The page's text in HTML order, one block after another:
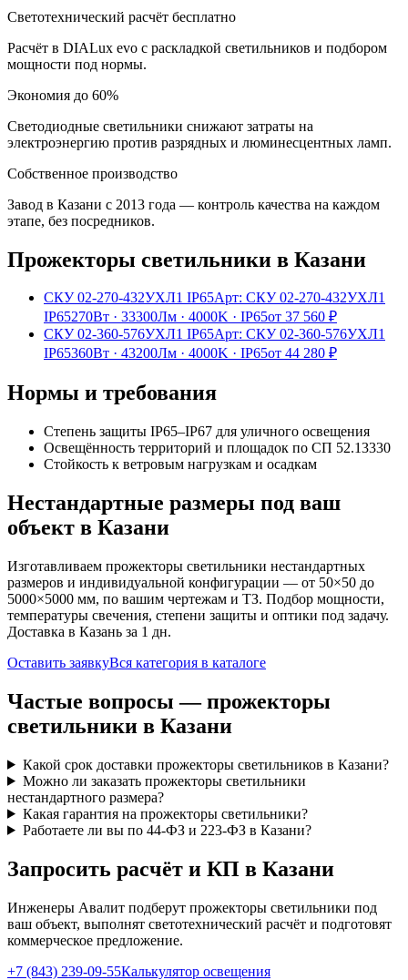
Светотехнический расчёт бесплатно
Расчёт в DIALux evo с раскладкой светильников и подбором
мощности под нормы.
Экономия до 60%
Светодиодные светильники снижают затраты на
электроэнергию против разрядных и люминесцентных ламп.
Собственное производство
Завод в Казани с 2013 года — контроль качества на каждом
этапе, без посредников.
Прожекторы светильники в Казани
СКУ 02-270-432УХЛ1 IP65Арт: СКУ 02-270-432УХЛ1
IP65270Вт · 33300Лм · 4000K · IP65от 37 560 ₽
СКУ 02-360-576УХЛ1 IP65Арт: СКУ 02-360-576УХЛ1
IP65360Вт · 43200Лм · 4000K · IP65от 44 280 ₽
Нормы и требования
Степень защиты IP65–IP67 для уличного освещения
Освещённость территорий и площадок по СП 52.13330
Стойкость к ветровым нагрузкам и осадкам
Нестандартные размеры под ваш
объект в Казани
Изготавливаем прожекторы светильники нестандартных
размеров и индивидуальной конфигурации — от 50×50 до
5000×5000 мм, по вашим чертежам и ТЗ. Подбор мощности,
температуры свечения, степени защиты и оптики под задачу.
Доставка в Казань за 1 дн.
Оставить заявкуВся категория в каталоге
Частые вопросы —прожекторы
светильники в Казани
Какой срок доставки прожекторы светильников в Казани?
Можно ли заказать прожекторы светильники
нестандартного размера?
Какая гарантия на прожекторы светильники?
Работаете ли вы по 44-ФЗ и 223-ФЗ в Казани?
Запросить расчёт и КП в Казани
Инженеры Авалит подберут прожекторы светильники под
ваш объект, выполнят светотехнический расчёт и подготовят
коммерческое предложение.
+7 (843) 239-09-55Калькулятор освещения